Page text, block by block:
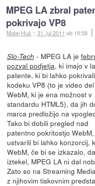
MPEG LA zbral
pokrivajo VP8
Matej Huš ::31. jul 2011 ob 19:58
Slo-Tech - MPEG LA je
pozval podjetja, ki imajo v
patente, ki bi lahko
kodeku VP8 (to je video del
WebM, ki je ena možnost v
standardu HTML5), da jih
marca predložijo na
Tako bi dobili pregled nad
patentno pokritostjo WebM,
ustvarili bi lahko konzorcij,
WebM, če bi se izkazalo,
iztekel, MPEG LA ni dal
Zato so na Streaming Media
z njihovim tiskovnim